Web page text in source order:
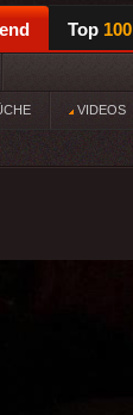
Top 100
VIDEOS